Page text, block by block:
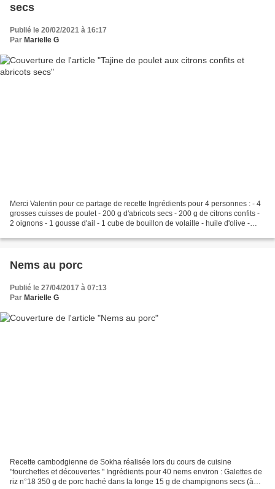
secs
Publié le 20/02/2021 à 16:17
Par Marielle G
Merci Valentin pour ce partage de recette Ingrédients pour 4 personnes : - 4
grosses cuisses de poulet - 200 g d'abricots secs - 200 g de citrons confits -
2 oignons - 1 gousse d'ail - 1 cube de bouillon de volaille - huile d'olive -
Nems au porc
Publié le 27/04/2017 à 07:13
Par Marielle G
Recette cambodgienne de Sokha réalisée lors du cours de cuisine
"fourchettes et découvertes " Ingrédients pour 40 nems environ : Galettes de
riz n°18 350 g de porc haché dans la longe 15 g de champignons secs (à